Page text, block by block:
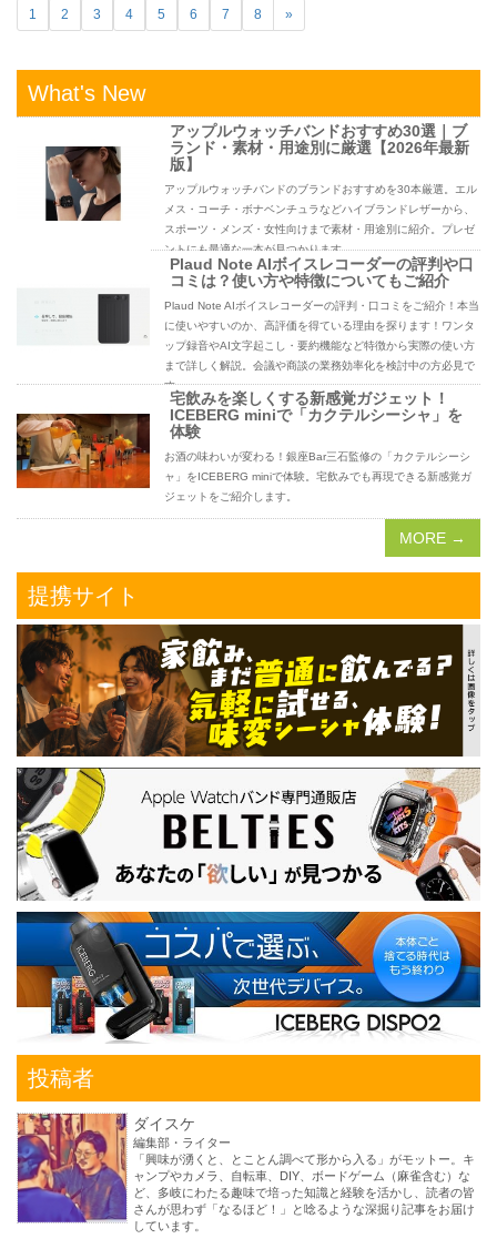
1 2 3 4 5 6 7 8 »
What's New
アップルウォッチバンドおすすめ30選｜ブ
ランド・素材・用途別に厳選【2026年最新
版】
アップルウォッチバンドのブランドおすすめを30本厳選。エル
メス・コーチ・ボナベンチュラなどハイブランドレザーから、
スポーツ・メンズ・女性向けまで素材・用途別に紹介。プレゼ
ントにも最適な一本が見つかります。
Plaud Note AIボイスレコーダーの評判や口
コミは？使い方や特徴についてもご紹介
Plaud Note AIボイスレコーダーの評判・口コミをご紹介！本当
に使いやすいのか、高評価を得ている理由を探ります！ワンタ
ップ録音やAI文字起こし・要約機能など特徴から実際の使い方
まで詳しく解説。会議や商談の業務効率化を検討中の方必見で
す。
宅飲みを楽しくする新感覚ガジェット！
ICEBERG miniで「カクテルシーシャ」を
体験
お酒の味わいが変わる！銀座Bar三石監修の「カクテルシーシ
ャ」をICEBERG miniで体験。宅飲みでも再現できる新感覚ガ
ジェットをご紹介します。
MORE →
提携サイト
投稿者
ダイスケ
編集部・ライター
「興味が湧くと、とことん調べて形から入る」がモットー。キ
ャンプやカメラ、自転車、DIY、ボードゲーム（麻雀含む）な
ど、多岐にわたる趣味で培った知識と経験を活かし、読者の皆
さんが思わず「なるほど！」と唸るような深掘り記事をお届け
しています。